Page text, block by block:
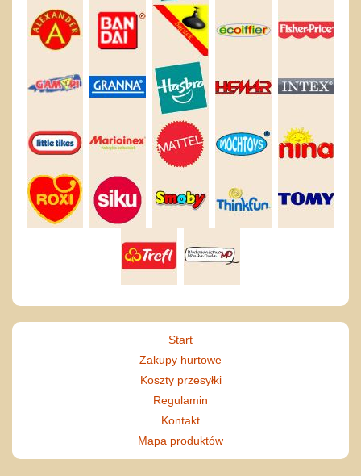
Start
Zakupy hurtowe
Koszty przesyłki
Regulamin
Kontakt
Mapa produktów